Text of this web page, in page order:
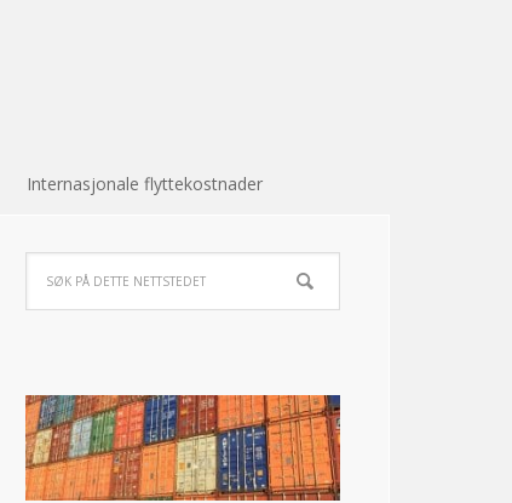
Internasjonale flyttekostnader